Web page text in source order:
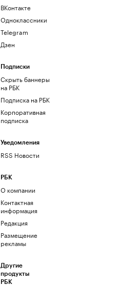
ВКонтакте
Одноклассники
Telegram
Дзен
Подписки
Скрыть баннеры
на РБК
Подписка на РБК
Корпоративная
подписка
Уведомления
RSS Новости
РБК
О компании
Контактная
информация
Редакция
Размещение
рекламы
Другие
продукты
РБК